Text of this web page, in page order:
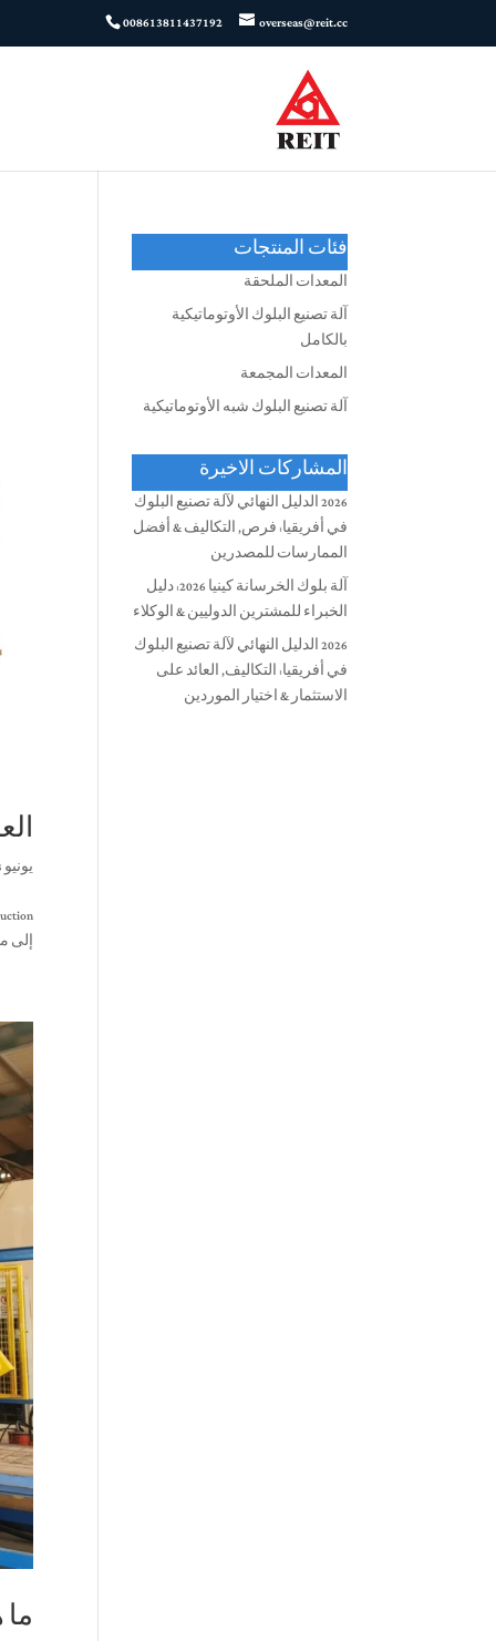
008613811437192 overseas@reit.cc
يونيو 3, 2025
إلى
فئات المنتجات
المعدات الملحقة
آلة تصنيع البلوك الأوتوماتيكية
بالكامل
المعدات المجمعة
آلة تصنيع البلوك شبه الأوتوماتيكية
المشاركات الاخيرة
2026 الدليل النهائي لآلة تصنيع البلوك
في أفريقيا: فرص, التكاليف & أفضل
الممارسات للمصدرين
آلة بلوك الخرسانة كينيا 2026: دليل
الخبراء للمشترين الدوليين & الوكلاء
2026 الدليل النهائي لآلة تصنيع البلوك
في أفريقيا: التكاليف, العائد على
الاستثمار & اختيار الموردين